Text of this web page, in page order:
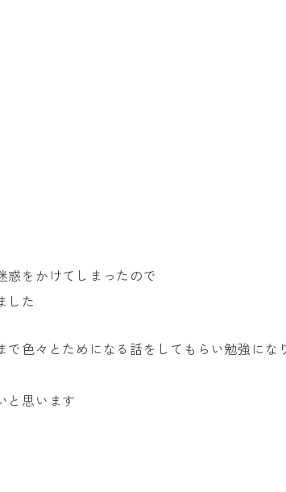
惑をかけてしまったので
した
色々とためになる話をしてもらい勉強にな
と思います